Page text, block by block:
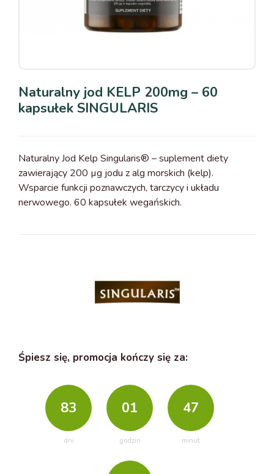
Naturalny jod KELP 200mg – 60
kapsułek SINGULARIS
Naturalny Jod Kelp Singularis® – suplement diety
zawierający 200 µg jodu z alg morskich (kelp).
Wsparcie funkcji poznawczych, tarczycy i układu
nerwowego. 60 kapsułek wegańskich.
Śpiesz się, promocja kończy się za:
83
dni
01
godzin
47
minut